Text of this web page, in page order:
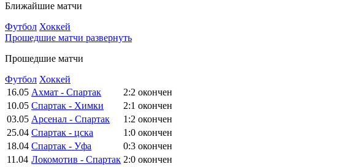
Ближайшие матчи
Футбол Хоккей
Прошедшие матчи развернуть
Прошедшие матчи
Футбол Хоккей
16.05 Ахмат - Спартак 2:2 окончен
10.05 Спартак - Химки 2:1 окончен
03.05 Арсенал - Спартак 1:2 окончен
25.04 Спартак - цска 1:0 окончен
18.04 Спартак - Уфа 0:3 окончен
11.04 Локомотив - Спартак 2:0 окончен